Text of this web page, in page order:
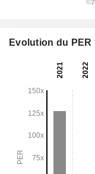
Evolution du